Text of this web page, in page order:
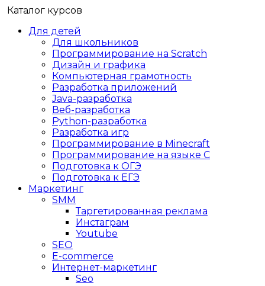
Каталог курсов
Для детей
Для школьников
Программирование на Scratch
Дизайн и графика
Компьютерная грамотность
Разработка приложений
Java-разработка
Веб-разработка
Python-разработка
Разработка игр
Программирование в Minecraft
Программирование на языке C
Подготовка к ОГЭ
Подготовка к ЕГЭ
Маркетинг
SMM
Таргетированная реклама
Инстаграм
Youtube
SEO
E-сommerce
Интернет-маркетинг
Seo